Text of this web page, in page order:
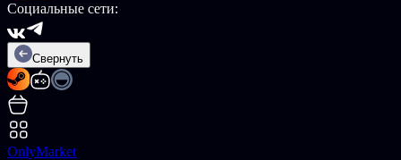
Социальные сети:
Свернуть
OnlyMarket